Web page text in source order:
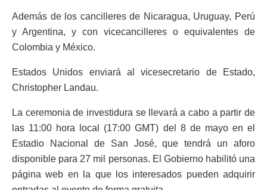
Además de los cancilleres de Nicaragua, Uruguay, Perú
y Argentina, y con vicecancilleres o equivalentes de
Colombia y México.
Estados Unidos enviará al vicesecretario de Estado,
Christopher Landau.
La ceremonia de investidura se llevará a cabo a partir de
las 11:00 hora local (17:00 GMT) del 8 de mayo en el
Estadio Nacional de San José, que tendrá un aforo
disponible para 27 mil personas. El Gobierno habilitó una
página web en la que los interesados pueden adquirir